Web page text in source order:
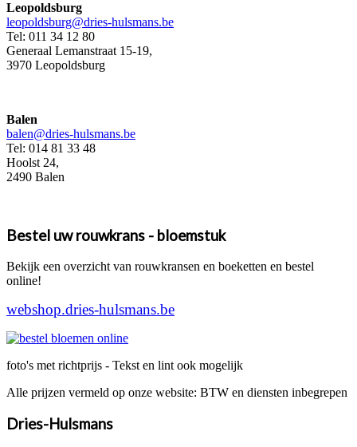
Leopoldsburg
leopoldsburg@dries-hulsmans.be
Tel: 011 34 12 80
Generaal Lemanstraat 15-19,
3970 Leopoldsburg
Balen
balen@dries-hulsmans.be
Tel: 014 81 33 48
Hoolst 24,
2490 Balen
Bestel uw rouwkrans - bloemstuk
Bekijk een overzicht van rouwkransen en boeketten en bestel
online!
webshop.dries-hulsmans.be
foto's met richtprijs - Tekst en lint ook mogelijk
Alle prijzen vermeld op onze website: BTW en diensten inbegrepen
Dries-Hulsmans